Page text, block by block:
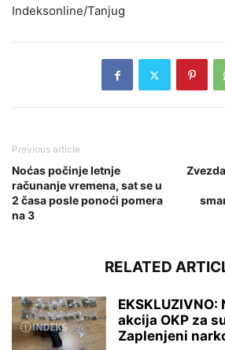
Indeksonline/Tanjug
Previous article
Noćas počinje letnje
računanje vremena, sat se u
2 časa posle ponoći pomera
na 3
RELATED
akcija OKP za
Zaplenjeni